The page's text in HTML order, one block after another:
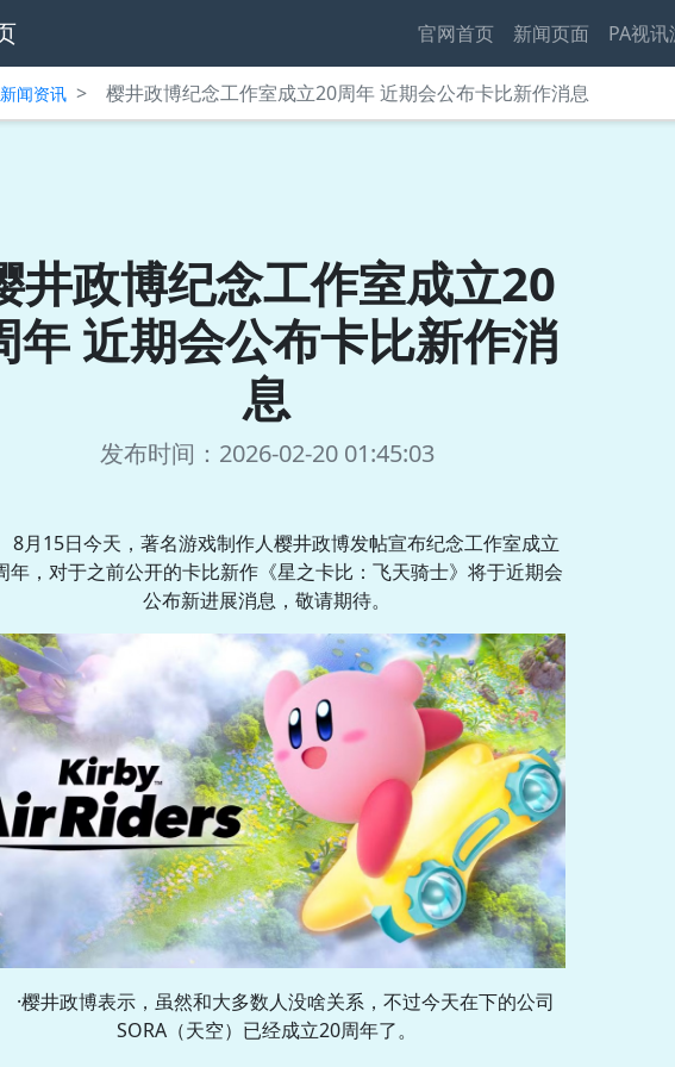
官网首页 新闻页面 PA视
闻资讯 > 樱井政博纪念工作室成立20周年 近期会公布卡比新作消息
井政博纪念工作室成立20
年 近期会公布卡比新作消
息
发布时间：2026-02-20 01:45:03
8月15日今天，著名游戏制作人樱井政博发帖宣布纪念工作室成立
年，对于之前公开的卡比新作《星之卡比：飞天骑士》将于近期会
公布新进展消息，敬请期待。
·樱井政博表示，虽然和大多数人没啥关系，不过今天在下的公司
SORA（天空）已经成立20周年了。